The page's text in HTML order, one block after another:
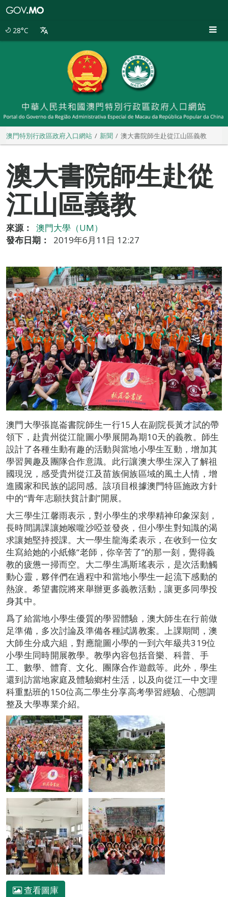
28°C
澳門特別行政區政府入口網站 新聞 澳大書院師生赴從江山區義教
澳大書院師生赴從
江山區義教
來源：
澳門大學（UM）
發布日期：
2019年6月11日 12:27
澳門大學張崑崙書院師生一行15人在副院長黃才試的帶
領下，赴貴州從江龍圖小學展開為期10天的義教。師生
設計了各種生動有趣的活動與當地小學生互動，增加其
學習興趣及團隊合作意識。此行讓澳大學生深入了解祖
國現況，感受貴州從江及苗族侗族區域的風土人情，增
進國家和民族的認同感。該項目根據澳門特區施政方針
中的“青年志願扶貧計劃”開展。
大三學生江馨雨表示，對小學生的求學精神印象深刻，
長時間講課讓她喉嚨沙啞並發炎，但小學生對知識的渴
求讓她堅持授課。大一學生龍海柔表示，在收到一位女
生寫給她的小紙條“老師，你辛苦了”的那一刻，覺得義
教的疲憊一掃而空。大二學生馮斯瑤表示，是次活動觸
動心靈，夥伴們在過程中和當地小學生一起流下感動的
熱淚。希望書院將來舉辦更多義教活動，讓更多同學投
身其中。
爲了給當地小學生優質的學習體驗，澳大師生在行前做
足準備，多次討論及準備各種試講教案。上課期間，澳
大師生分成六組，對應龍圖小學的一到六年級共319位
小學生同時開展教學。教學內容包括音樂、科普、手
工、數學、體育、文化、團隊合作遊戲等。此外，學生
還到訪當地家庭及體驗鄉村生活，以及向從江一中文理
科重點班的150位高二學生分享高考學習經驗、心態調
整及大學專業介紹。
查看圖庫